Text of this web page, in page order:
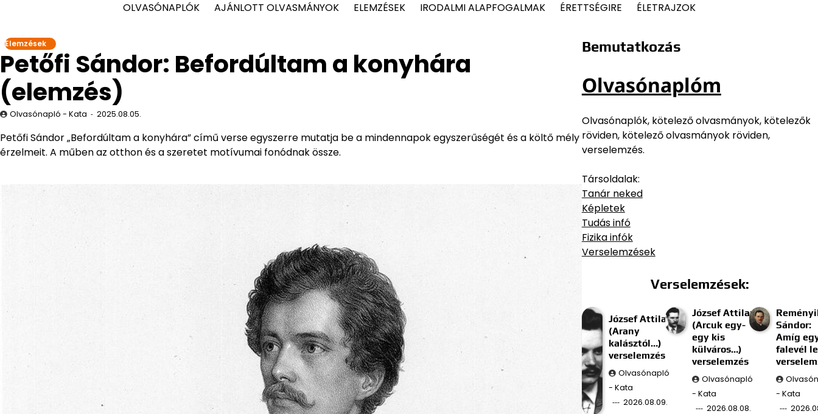
OLVASÓNAPLÓK AJÁNLOTT OLVASMÁNYOK ELEMZÉSEK IRODALMI ALAPFOGALMAK ÉRETTSÉGIRE ÉLETRAJZOK
Elemzések
Petőfi Sándor: Befordúltam a konyhára
(elemzés)
Olvasónapló - Kata 2025.08.05.
Petőfi Sándor „Befordúltam a konyhára” című verse egyszerre mutatja be a mindennapok egyszerűségét és a költő mély
érzelmeit. A műben az otthon és a szeretet motívumai fonódnak össze.
Bemutatkozás
Olvasónaplóm
Olvasónaplók, kötelező olvasmányok, kötelezők
röviden, kötelező olvasmányok röviden,
verselemzés.
Társoldalak:
Tanár neked
Képletek
Tudás infó
Fizika infók
Verselemzések
Verselemzések:
József Attila:
(Arany
kalásztól…)
verselemzés
Olvasónapló
- Kata
2026.08.09.
József Attila:
(Arcuk egy-
egy kis
külváros…)
verselemzés
Olvasónapló
- Kata
2026.08.08.
Sándor:
Amíg
falevél
- Kata